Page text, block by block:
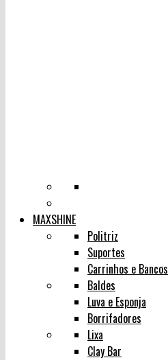
MAXSHINE
Politriz
Suportes
Carrinhos e Bancos
Baldes
Luva e Esponja
Borrifadores
Lixa
Clay Bar